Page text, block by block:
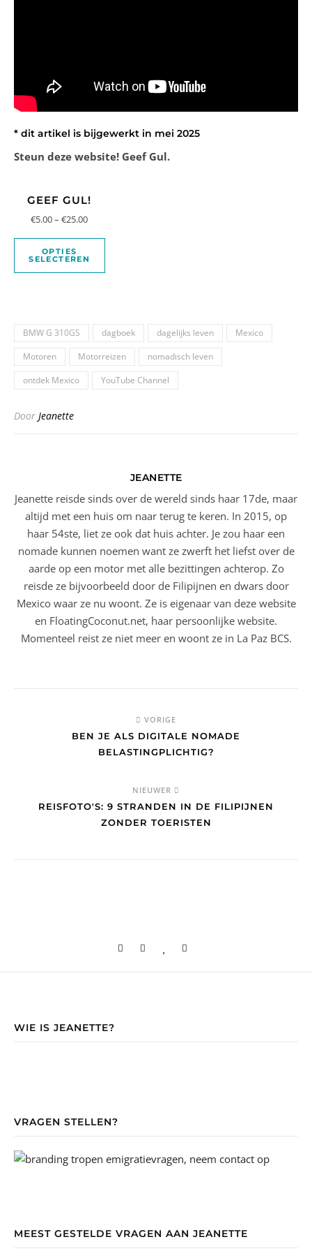
* dit artikel is bijgewerkt in mei 2025
Steun deze website! Geef Gul.
GEEF GUL!
€5.00–€25.00
OPTIES
SELECTEREN
BMW G 310GS dagboek dagelijks leven
Mexico
Motoren
Motorreizen
nomadisch leven
ontdek Mexico
YouTube Channel
Door Jeanette
JEANETTE
Jeanette reisde sinds over de wereld sinds haar 17de, maar
altijd met een huis om naar terug te keren. In 2015, op
haar 54ste, liet ze ook dat huis achter. Je zou haar een
nomade kunnen noemen want ze zwerft het liefst over de
aarde op een motor met alle bezittingen achterop. Zo
reisde ze bijvoorbeeld door de Filipijnen en dwars door
Mexico waar ze nu woont. Ze is eigenaar van deze website
en FloatingCoconut.net, haar persoonlijke website.
Momenteel reist ze niet meer en woont ze in La Paz BCS.
VORIGE
BEN JE ALS DIGITALE NOMADE
BELASTINGPLICHTIG?
NIEUWER
REISFOTO'S: 9 STRANDEN IN DE FILIPIJNEN
ZONDER TOERISTEN
WIE IS JEANETTE?
VRAGEN STELLEN?
MEEST GESTELDE VRAGEN AAN JEANETTE